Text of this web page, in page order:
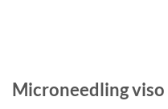
Microneedling